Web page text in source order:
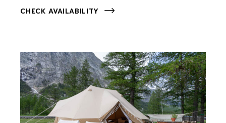
CHECK AVAILABILITY